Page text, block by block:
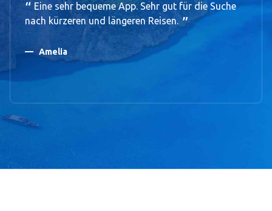
Eine sehr bequeme App. Sehr gut für die Suche
nach kürzeren und längeren Reisen.
Amelia